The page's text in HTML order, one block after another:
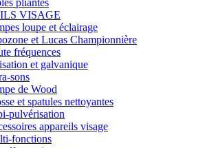
pliantes
VISAGE
loupe et éclairage
et Lucas Championnière
fréquences
et galvanique
sons
de Wood
et spatules nettoyantes
pulvérisation
appareils visage
fonctions